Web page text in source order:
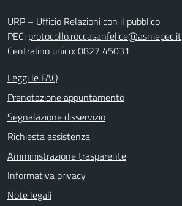
URP – Ufficio Relazioni con il pubblico
PEC: protocollo.roccasanfelice@asmepec.it
Centralino unico: 0827 45031
Leggi le FAQ
Prenotazione appuntamento
Segnalazione disservizio
Richiesta assistenza
Amministrazione trasparente
Informativa privacy
Note legali